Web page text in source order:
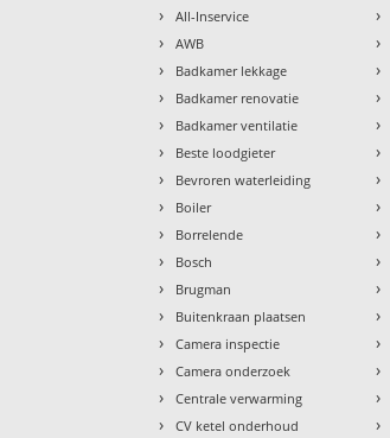
› All-Inservice
› AWB
› Badkamer lekkage
› Badkamer renovatie
› Badkamer ventilatie
› Beste loodgieter
› Bevroren waterleiding
› Boiler
› Borrelende
› Bosch
› Brugman
› Buitenkraan plaatsen
› Camera inspectie
› Camera onderzoek
› Centrale verwarming
› CV ketel onderhoud
›
›
›
›
›
›
›
›
›
›
›
›
›
›
›
›